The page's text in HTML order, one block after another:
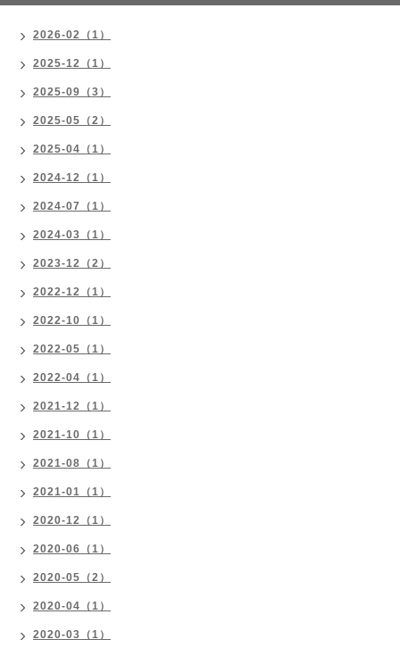
2026-02（1）
2025-12（1）
2025-09（3）
2025-05（2）
2025-04（1）
2024-12（1）
2024-07（1）
2024-03（1）
2023-12（2）
2022-12（1）
2022-10（1）
2022-05（1）
2022-04（1）
2021-12（1）
2021-10（1）
2021-08（1）
2021-01（1）
2020-12（1）
2020-06（1）
2020-05（2）
2020-04（1）
2020-03（1）